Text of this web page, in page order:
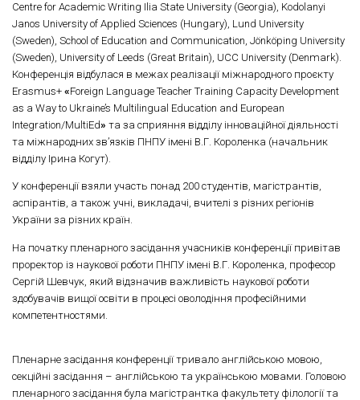
Centre for Academic Writing Ilia State University (Georgia), Kodolanyi
Janos University of Applied Sciences (Hungary), Lund University
(Sweden), School of Education and Communication, Jönköping University
(Sweden), University of Leeds (Great Britain), UCC University (Denmark).
Конференція відбулася в межах реалізації міжнародного проєкту
Erasmus+ «Foreign Language Teacher Training Capacity Development
as a Way to Ukraine’s Multilingual Education and European
Integration/MultiEd» та за сприяння відділу інноваційної діяльності
та міжнародних зв’язків ПНПУ імені В.Г. Короленка (начальник
відділу Ірина Когут).
У конференції взяли участь понад 200 студентів, магістрантів,
аспірантів, а також учні, викладачі, вчителі з різних регіонів
України за різних країн.
На початку пленарного засідання учасників конференції привітав
проректор із наукової роботи ПНПУ імені В.Г. Короленка, професор
Сергій Шевчук, який відзначив важливість наукової роботи
здобувачів вищої освіти в процесі оволодіння професійними
компетентностями.
Пленарне засідання конференції тривало англійською мовою,
секційні засідання – англійською та українською мовами. Головою
пленарного засідання була магістрантка факультету філології та